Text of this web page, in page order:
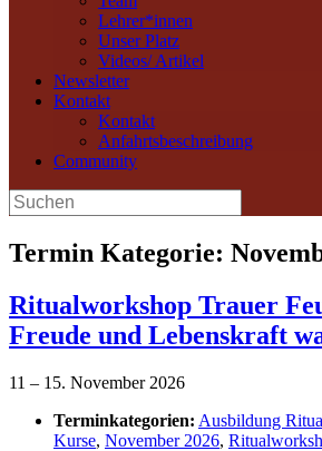
Lehrer*innen
Unser Platz
Videos/ Artikel
Newsletter
Kontakt
Kontakt
Anfahrtsbeschreibung
Community
Termin Kategorie:
Ritualworkshop Trauer
Freude und Lebenskraft
11 – 15. November 2026
Terminkategorien: Ausbildung
Kurse, November 2026,